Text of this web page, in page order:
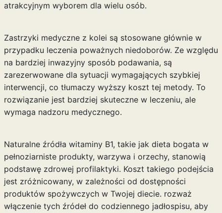
atrakcyjnym wyborem dla wielu osób.
Zastrzyki medyczne z kolei są stosowane głównie w
przypadku leczenia poważnych niedoborów. Ze względu
na bardziej inwazyjny sposób podawania, są
zarezerwowane dla sytuacji wymagających szybkiej
interwencji, co tłumaczy wyższy koszt tej metody. To
rozwiązanie jest bardziej skuteczne w leczeniu, ale
wymaga nadzoru medycznego.
Naturalne źródła witaminy B1, takie jak dieta bogata w
pełnoziarniste produkty, warzywa i orzechy, stanowią
podstawę zdrowej profilaktyki. Koszt takiego podejścia
jest zróżnicowany, w zależności od dostępności
produktów spożywczych w Twojej diecie. rozważ
włączenie tych źródeł do codziennego jadłospisu, aby